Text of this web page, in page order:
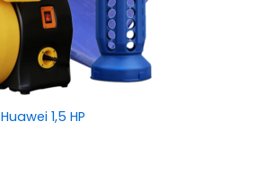
1,5 HP